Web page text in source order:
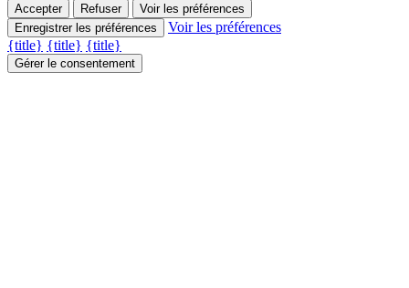
Accepter Refuser
Voir les préférences
Enregistrer les préférences
Voir les préférences
{title} {title} {title}
Gérer le consentement